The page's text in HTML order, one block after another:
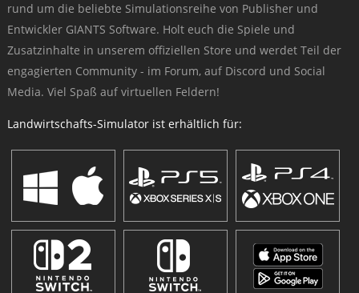
rund um die beliebte Simulationsreihe von Publisher und
Entwickler GIANTS Software. Holt euch die Spiele und
Zusatzinhalte in unserem offiziellen Store und werdet Teil der
engagierten Community - im Forum, auf Discord und Social
Media. Viel Spaß auf virtuellen Feldern!
Landwirtschafts-Simulator ist erhältlich für: